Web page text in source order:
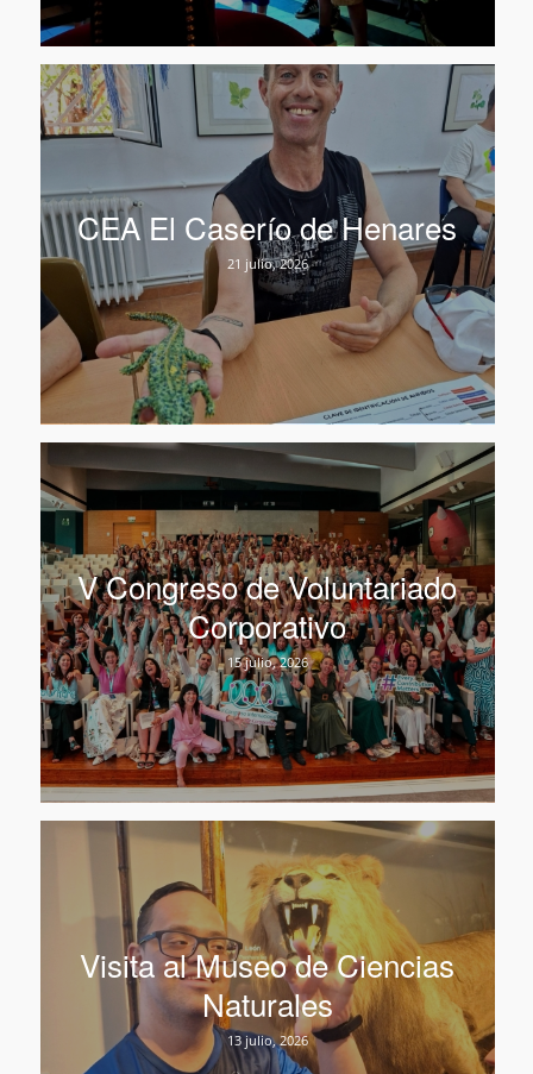
CEA El Caserío de Henares
21 julio, 2026
V Congreso de Voluntariado
Corporativo
15 julio, 2026
Visita al Museo de Ciencias
Naturales
13 julio, 2026